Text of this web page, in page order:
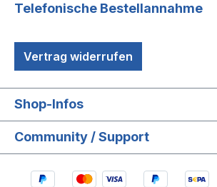
Telefonische Bestellannahme
Vertrag widerrufen
Shop-Infos
Community / Support